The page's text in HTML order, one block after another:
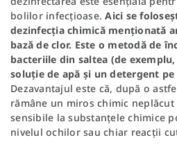
bolilor infecțioase.Aici se
dezinfecția chimică menționată
bază de clor. Este o metodă de
bacteriile din saltea (de
soluție de apă și un detergent pe
Dezavantajul este că, după o
rămâne un miros chimic
sensibile la substanțele chimice
nivelul ochilor sau chiar reacții